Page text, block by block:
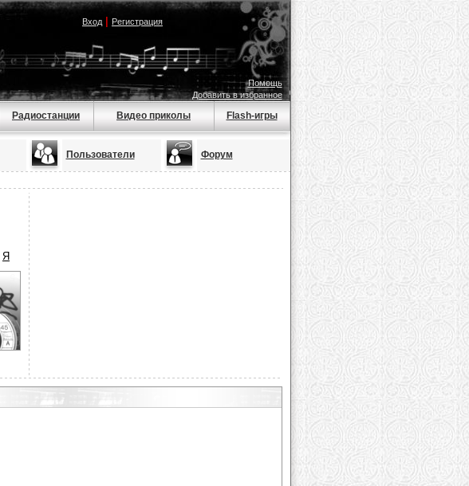
Вход| Регистрация
Помощь
Добавить в избранное
Радиостанции Видео приколы Flash-игры
Пользователи Форум
Я